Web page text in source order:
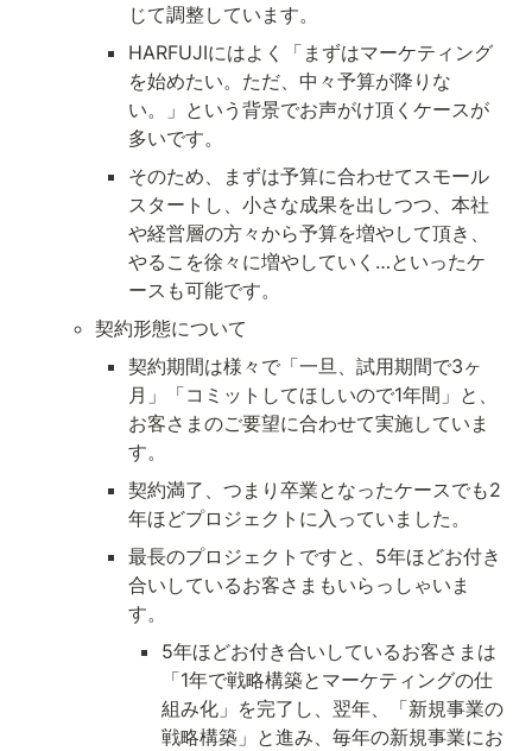
じて調整しています。
HARFUJIにはよく「まずはマーケティング
を始めたい。ただ、中々予算が降りな
い。」という背景でお声がけ頂くケースが
多いです。
そのため、まずは予算に合わせてスモール
スタートし、小さな成果を出しつつ、本社
や経営層の方々から予算を増やして頂き、
やるこを徐々に増やしていく…といったケ
ースも可能です。
契約形態について
契約期間は様々で「一旦、試用期間で3ヶ
月」「コミットしてほしいので1年間」と、
お客さまのご要望に合わせて実施していま
す。
契約満了、つまり卒業となったケースでも2
年ほどプロジェクトに入っていました。
最長のプロジェクトですと、5年ほどお付き
合いしているお客さまもいらっしゃいま
す。
5年ほどお付き合いしているお客さまは
「1年で戦略構築とマーケティングの仕
組み化」を完了し、翌年、「新規事業の
戦略構築」と進み、毎年の新規事業にお